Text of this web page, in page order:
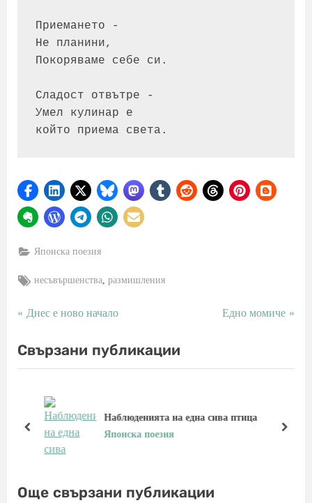
Приемането -
Не планини,
Покоряваме себе си.
Сладост отвътре -
Умел кулинар е
който приема света.
Японска поезия
Tags:
несъвършенства ,размишления
Навигация
P
e
s
t
Днес е ново начало
N
Едно момиче
Свързани публикации
Наблюденията на една сива птица
Японска поезия
prev next
Още свързани публикации